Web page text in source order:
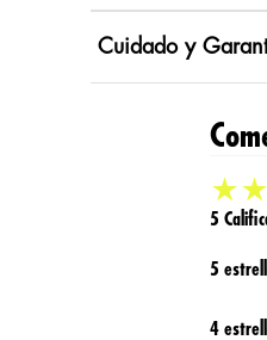
Cuidado y
★★
5
5
4